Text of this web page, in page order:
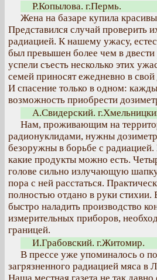
Р.Копылова. г.Пермь.
Жена на базаре купила
Представился случай проверить
радиацией. К нашему ужасу,
был превышен более чем в
успели съесть несколько этих
семей приносят ежедневно в
И спасение только в одном:
возможность приобрести
А.Свидерский.
Нам, проживающим на
радионуклидами, нужны
безоружны в борьбе с
какие продукты можно есть.
голове сильно излучающую
пора с ней расстаться.
полностью отдано в руки стихии.
быстро наладить производство
измерительных приборов,
границей.
И.Грабовский. г.Житомир.
В прессе уже упоминалось о
загрязненного радиацией мяса в